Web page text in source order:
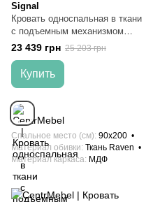
Signal
Кровать односпальная в ткани
с подъемным механизмом
EMMA 90х200 (темно-бежевый)
23 439 грн 25 203 грн
Купить
Спальное место (см) 90x200
Материал обивки Ткань Raven
Материал каркаса МДФ